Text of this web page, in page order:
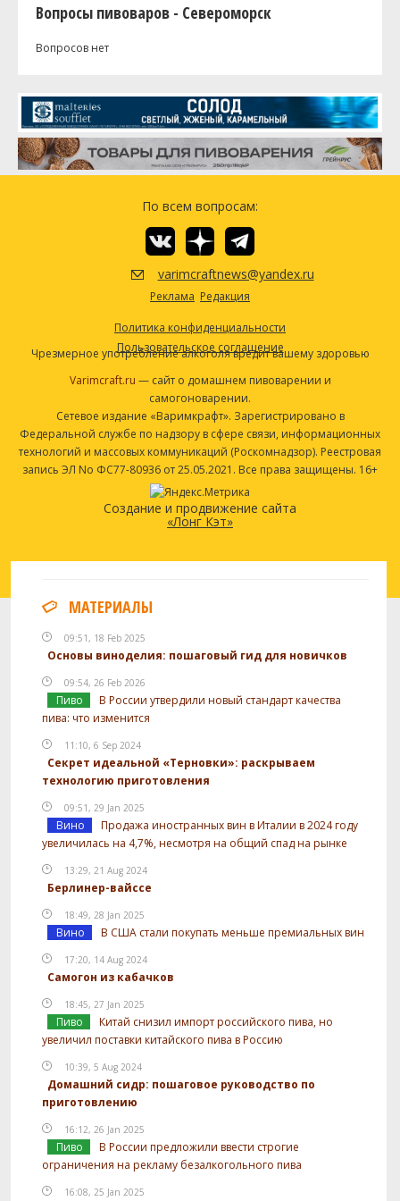
Вопросы пивоваров - Североморск
Вопросов нет
По всем вопросам:
varimcraftnews@yandex.ru
Реклама Редакция
Политика конфиденциальности
Пользовательское соглашение
Чрезмерное употребление алкоголя вредит вашему здоровью
Varimcraft.ru — сайт о домашнем пивоварении и
самогоноварении.
Сетевое издание «Варимкрафт». Зарегистрировано в
Федеральной службе по надзору в сфере связи, информационных
технологий и массовых коммуникаций (Роскомнадзор). Реестровая
запись ЭЛ No ФС77-80936 от 25.05.2021. Все права защищены. 16+
Создание и продвижение сайта
«Лонг Кэт»
МАТЕРИАЛЫ
09:51, 18 Feb 2025
Основы виноделия: пошаговый гид для новичков
09:54, 26 Feb 2026
Пиво
В России утвердили новый стандарт качества
пива: что изменится
11:10, 6 Sep 2024
Секрет идеальной «Терновки»: раскрываем
технологию приготовления
09:51, 29 Jan 2025
Вино
Продажа иностранных вин в Италии в 2024 году
увеличилась на 4,7%, несмотря на общий спад на рынке
13:29, 21 Aug 2024
Берлинер-вайссе
18:49, 28 Jan 2025
Вино В США стали покупать меньше премиальных вин
17:20, 14 Aug 2024
Самогон из кабачков
18:45, 27 Jan 2025
Пиво
Китай снизил импорт российского пива, но
увеличил поставки китайского пива в Россию
10:39, 5 Aug 2024
Домашний сидр: пошаговое руководство по
приготовлению
16:12, 26 Jan 2025
Пиво
В России предложили ввести строгие
ограничения на рекламу безалкогольного пива
16:08, 25 Jan 2025